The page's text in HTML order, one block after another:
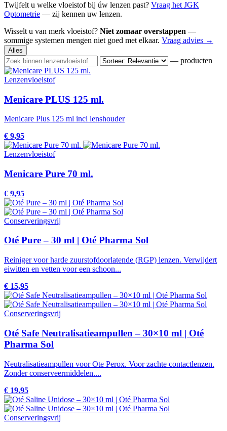
Twijfelt u welke vloeistof bij úw lenzen past? Vraag het JGK
Optometrie — zij kennen uw lenzen.
Wisselt u van merk vloeistof? Niet zomaar overstappen —
sommige systemen mengen niet goed met elkaar. Vraag advies →
Alles
— producten
Lenzenvloeistof
Menicare PLUS 125 ml.
Menicare Plus 125 ml incl lenshouder
€ 9,95
Lenzenvloeistof
Menicare Pure 70 ml.
€ 9,95
Conserveringsvrij
Oté Pure – 30 ml | Oté Pharma Sol
Reiniger voor harde zuurstofdoorlatende (RGP) lenzen. Verwijdert
eiwitten en vetten voor een schoon...
€ 15,95
Conserveringsvrij
Oté Safe Neutralisatieampullen – 30×10 ml | Oté
Pharma Sol
Neutralisatieampullen voor Ote Perox. Voor zachte contactlenzen.
Zonder conserveermiddelen....
€ 19,95
Conserveringsvrij